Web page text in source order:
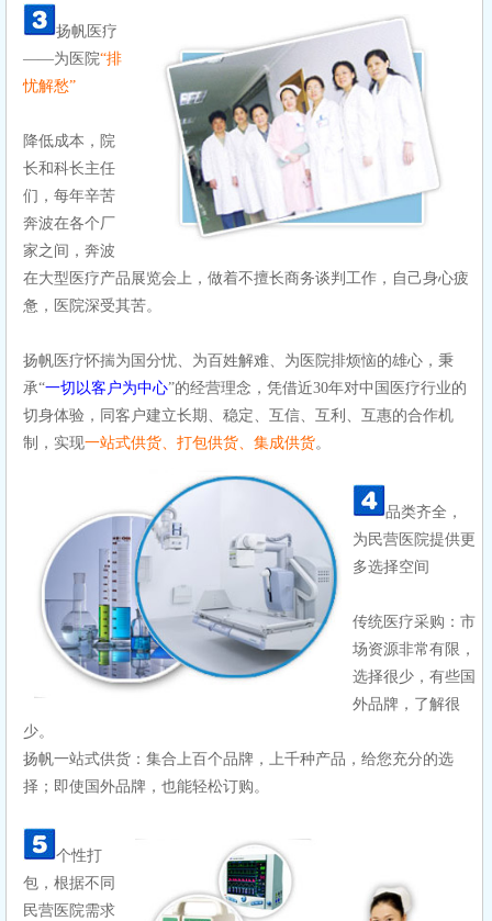
扬帆医疗
——为医院“排
忧解愁”
降低成本，院
长和科长主任
们，每年辛苦
奔波在各个厂
家之间，奔波
在大型医疗产品展览会上，做着不擅长商务谈判工作，自己身心疲
惫，医院深受其苦。
扬帆医疗怀揣为国分忧、为百姓解难、为医院排烦恼的雄心，秉
承“一切以客户为中心”的经营理念，凭借近30年对中国医疗行业的
切身体验，同客户建立长期、稳定、互信、互利、互惠的合作机
制，实现一站式供货、打包供货、集成供货。
品类齐全，
为民营医院提供更
多选择空间
传统医疗采购：市
场资源非常有限，
选择很少，有些国
外品牌，了解很
少。
扬帆一站式供货：集合上百个品牌，上千种产品，给您充分的选
择；即使国外品牌，也能轻松订购。
个性打
包，根据不同
民营医院需求